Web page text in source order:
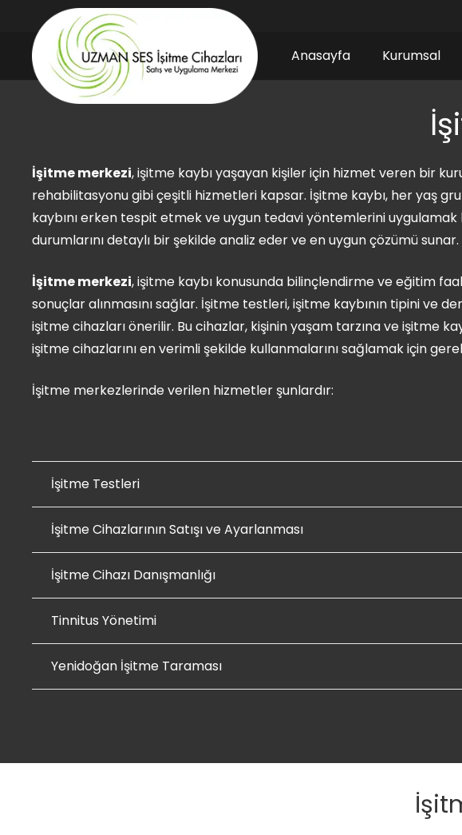
Anasayfa Kurumsal
İşitme merkezi, işitme kaybı yaşayan kişiler için hizmet veren bir
rehabilitasyonu gibi çeşitli hizmetleri kapsar. İşitme kaybı, her yaş
kaybını erken tespit etmek ve uygun tedavi yöntemlerini
durumlarını detaylı bir şekilde analiz eder ve en uygun çözümü sunar.
İşitme merkezi, işitme kaybı konusunda bilinçlendirme ve eğitim
sonuçlar alınmasını sağlar. İşitme testleri, işitme kaybının tipini ve
işitme cihazları önerilir. Bu cihazlar, kişinin yaşam tarzına ve işitme
işitme cihazlarını en verimli şekilde kullanmalarını sağlamak için
İşitme merkezlerinde verilen hizmetler şunlardır:
İşitme Testleri
İşitme Cihazlarının Satışı ve Ayarlanması
İşitme Cihazı Danışmanlığı
Tinnitus Yönetimi
Yenidoğan İşitme Taraması